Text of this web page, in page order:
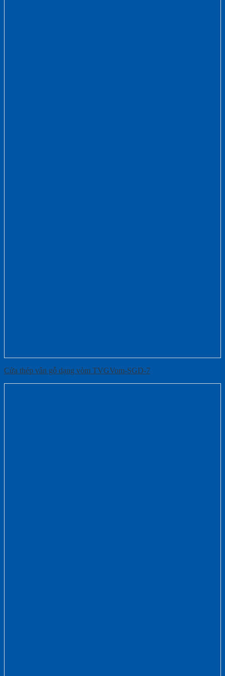
Cửa thép vân gỗ dạng vòm TVGVom-SGD-7